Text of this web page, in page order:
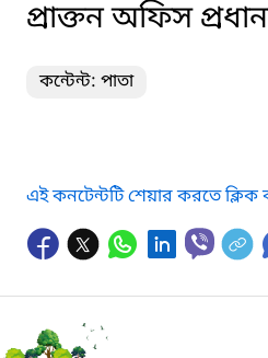
প্রাক্তন অফিস
কন্টেন্ট: পাতা
এই কনটেন্টটি শেয়ার করতে